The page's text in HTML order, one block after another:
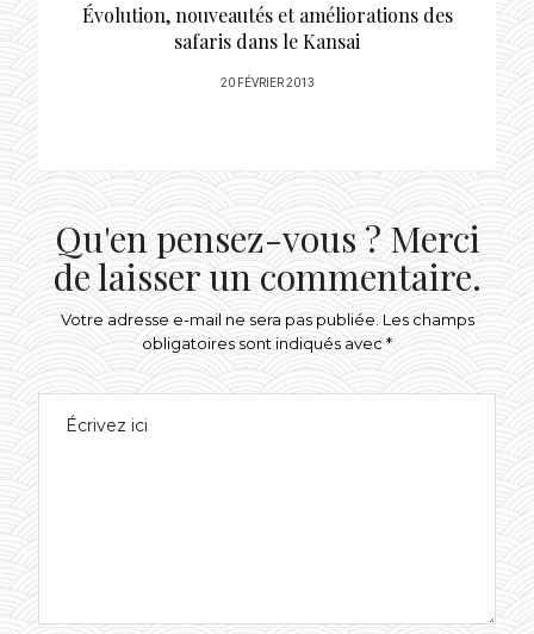
Évolution, nouveautés et améliorations des
safaris dans le Kansai
POSTED
20 FÉVRIER 2013
Qu'en pensez-vous ? Merci
de laisser un commentaire.
Votre adresse e-mail ne sera pas publiée. Les champs
obligatoires sont indiqués avec *